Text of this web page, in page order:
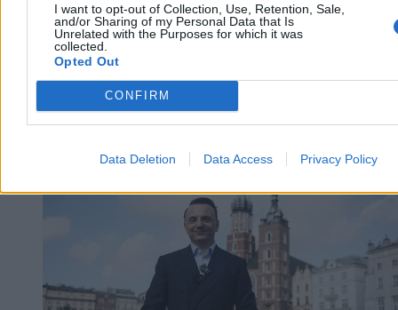
I want to opt-out of Collection, Use, Retention, Sale,
and/or Sharing of my Personal Data that Is
Unrelated with the Purposes for which it was
collected.
Opted Out
CONFIRM
Data Deletion Data Access Privacy Policy